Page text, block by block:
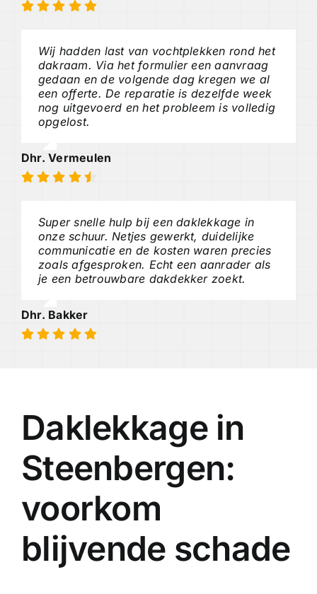
Wij hadden last van vochtplekken rond het
dakraam. Via het formulier een aanvraag
gedaan en de volgende dag kregen we al
een offerte. De reparatie is dezelfde week
nog uitgevoerd en het probleem is volledig
opgelost.
Dhr. Vermeulen
Super snelle hulp bij een daklekkage in
onze schuur. Netjes gewerkt, duidelijke
communicatie en de kosten waren precies
zoals afgesproken. Echt een aanrader als
je een betrouwbare dakdekker zoekt.
Dhr. Bakker
Daklekkage in
Steenbergen:
voorkom
blijvende schade